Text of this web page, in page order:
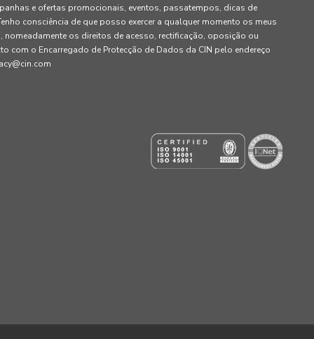
e ofertas promocionais, eventos, passatempos, dicas de
consciência de que posso exercer a qualquer momento os meus
os direitos de acesso, rectificação, oposição ou
com o Encarregado de Protecção de Dados da CIN pelo endereço